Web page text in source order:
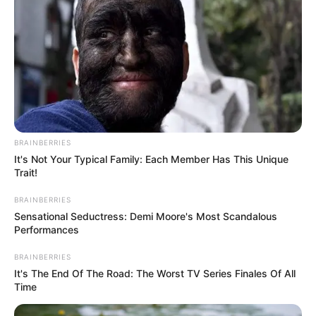
Love Ice Cream(Vidio | 2023)
FTV
Bukan Cinta Salah Alamat(2018)
Soulmate Dari Langit(2017)
Memori Cinta Anak Pantai
(2017) sebagai Dila
Montir Cantik Jadi Rebutan
Durian Aroma Cinta
Cinta OB Gengsi Gede-Gedean
Siapa Suruh Rebutan Cinta(2016) sebagai Cinta
Tukang Pete Kesandung Cinta(2016) sebagai Ratna
Tukang Seblak Pujaan Hatiku
BRAINBERRIES
It's Not Your Typical Family: Each Member Has This Unique
Trait!
BRAINBERRIES
Sensational Seductress: Demi Moore's Most Scandalous
Performances
BRAINBERRIES
It's The End Of The Road: The Worst TV Series Finales Of All
Time